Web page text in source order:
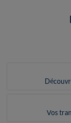
Vos